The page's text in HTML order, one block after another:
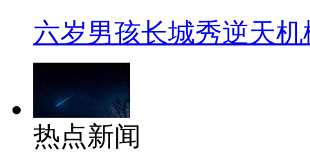
六岁男孩长城秀逆天机
热点新闻